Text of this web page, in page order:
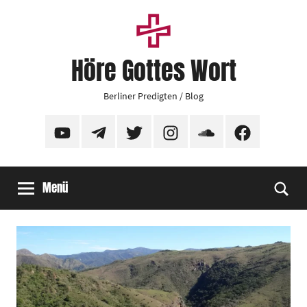
Höre Gottes Wort
Berliner Predigten / Blog
YouTubeTelegramTwitter InstagramSoundCloudFacebook
Menü